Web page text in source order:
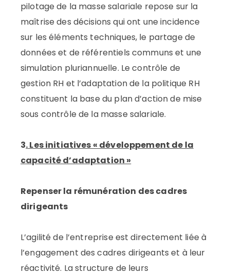
pilotage de la masse salariale repose sur la
maîtrise des décisions qui ont une incidence
sur les éléments techniques, le partage de
données et de référentiels communs et une
simulation pluriannuelle. Le contrôle de
gestion RH et l’adaptation de la politique RH
constituent la base du plan d’action de mise
sous contrôle de la masse salariale.
3. Les initiatives « développement de la
capacité d’adaptation »
Repenser la rémunération des cadres
dirigeants
L’agilité de l’entreprise est directement liée à
l’engagement des cadres dirigeants et à leur
réactivité. La structure de leurs